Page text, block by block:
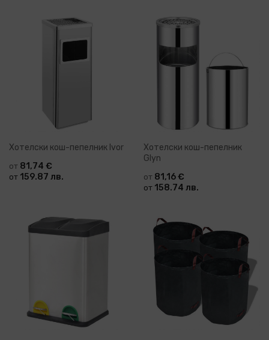
Хотелски кош-пепелник Ivor
от 81,74 €
от 159.87 лв.
Хотелски кош-пепелник
Glyn
от 81,16 €
от 158.74 лв.